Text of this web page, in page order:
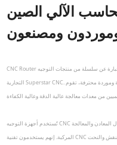
الآلي الصين
ومصنعون
CNC Router عبارة عن سلسلة من منتجات التوجيه CNC المتقدمة التي يتم إنتاجها وتوريدها بواسطة العلامة
التجارية Superstar CNC. باعتبارها شركة مصنعة وموردة محترفة، تقوم Superstar CNC بتصنيع هذه الأجهزة
تُستخدم أجهزة التوجيه CNC هذه على نطاق واسع في صناعات مثل الأعمال الخشبية وأشغال المعادن والمعالجة
المركبة. إنهم يستخدمون تقنية CNC المتقدمة والهيكل الميكانيكي الدقيق لأداء مهام القطع والنقش والنحت